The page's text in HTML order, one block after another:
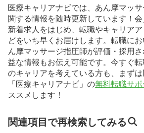
医療キャリアナビでは、あん摩マッ
関する情報を随時更新しています！会
新着求人をはじめ、転職やキャリア
どをいち早くお届けします。転職に
ん摩マッサージ指圧師が評価・採用
益な情報もお伝え可能です。今すぐ
のキャリアを考えている方も、まず
「医療キャリアナビ」の無料転職サ
ススメします！
関連項目で再検索してみる